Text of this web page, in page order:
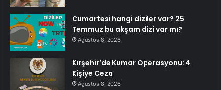
Cumartesi hangi diziler var? 25
Temmuz bu akşam dizi var mı?
Ağustos 8, 2026
Kırşehir’de Kumar Operasyonu: 4
Kişiye Ceza
Ağustos 8, 2026